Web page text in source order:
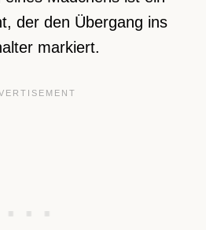
der den Übergang ins
markiert.